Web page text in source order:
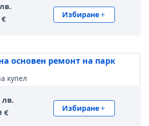
Избиране
основен ремонт на парк
купел
лв.
€
Избиране